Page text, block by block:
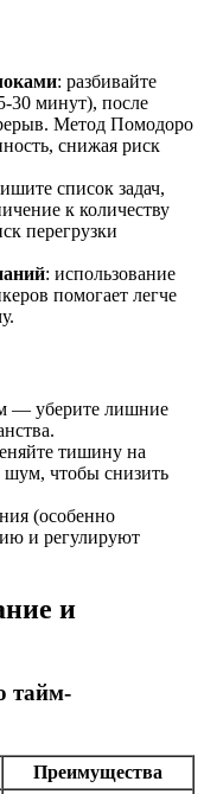
: разбивайте
30 минут), после
Метод Помодоро
снижая риск
список задач,
к количеству
перегрузки
: использование
помогает легче
— уберите лишние
тишину на
чтобы снизить
(особенно
и регулируют
и
тайм-
Преимущества